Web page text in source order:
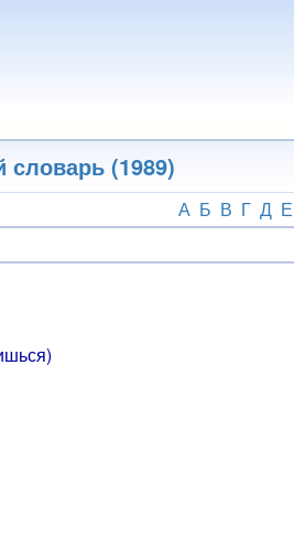
словарь (1989)
А Б В Г Д Е